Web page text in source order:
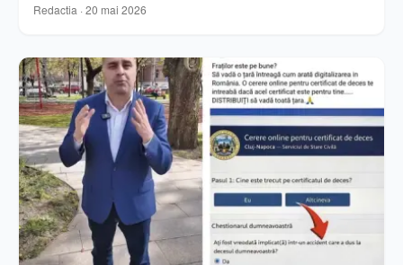
Redactia · 20 mai 2026